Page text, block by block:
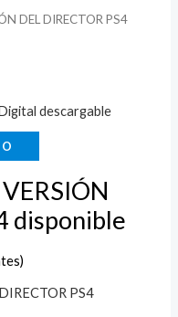
DEL DIRECTOR PS4
descargable
disponible
PS4